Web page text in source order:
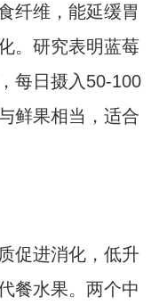
纤维，能延缓胃
。研究表明蓝莓
每日摄入50-100
鲜果相当，适合
促进消化，低升
餐水果。两个中